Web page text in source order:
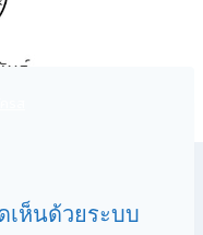
เห็นด้วยระบบ